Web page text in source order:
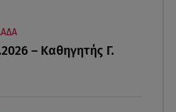
Μύκονο «πετάχτηκε»
– Καθηγητής Γ.